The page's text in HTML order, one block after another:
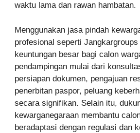
waktu lama dan rawan hambatan.
Menggunakan jasa pindah
profesional seperti
keuntungan besar bagi calon
pendampingan mulai dari
persiapan dokumen, pengajuan
penerbitan paspor, peluang
secara signifikan. Selain itu,
kewarganegaraan membantu
beradaptasi dengan regulasi dan